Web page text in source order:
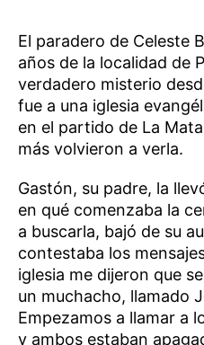
El paradero de Celeste
años de la localidad de
verdadero misterio
fue a una iglesia
en el partido de La
más volvieron a verla.
Gastón, su padre, la
en qué comenzaba la
a buscarla, bajó de su
contestaba los
iglesia me dijeron que
un muchacho, llamado
Empezamos a llamar a
y ambos estaban